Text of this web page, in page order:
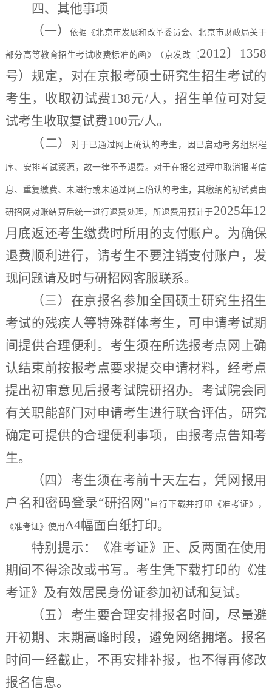
四、其他事项
（一）依据《北京市发展和改革委员会、北京市财政局关于
部分高等教育招生考试收费标准的函》（京发改〔2012〕1358
号）规定，对在京报考硕士研究生招生考试的
考生，收取初试费138元/人，招生单位可对复
试考生收取复试费100元/人。
（二）
对于已通过网上确认的考生，因已启动考务组织程
序、安排考试资源，故一律不予退费。对于在报名过程中取消报考信
息、重复缴费、未进行或未通过网上确认的考生，其缴纳的初试费由
研招网对账结算后统一进行退费处理，所退费用预计于2025年12
月底返还考生缴费时所用的支付账户。为确保
退费顺利进行，请考生不要注销支付账户，发
现问题请及时与研招网客服联系。
（三） 在京报名参加全国硕士研究生招生
考试的残疾人等特殊群体考生，可申请考试期
间提供合理便利。考生须在所选报考点网上确
认结束前按报考点要求提交申请材料，经考点
提出初审意见后报考试院研招办。考试院会同
有关职能部门对申请考生进行联合评估，研究
确定可提供的合理便利事项，由报考点告知考
生。
（四） 考生须在考前十天左右，凭网报用
户名和密码登录“研招网 ” 自行下载并打印《准考证》，
《准考证》使用 A4幅面白纸打印。
特别提示：《准考证》正、反两面在使用
期间不得涂改或书写。考生凭下载打印的《准
考证》及有效居民身份证参加初试和复试。
（五） 考生要合理安排报名时间，尽量避
开初期、末期高峰时段，避免网络拥堵。报名
时间一经截止，不再安排补报，也不得再修改
报名信息。